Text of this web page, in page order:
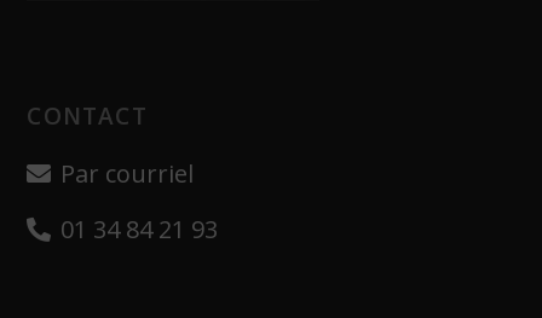
CONTACT
Par courriel
01 34 84 21 93